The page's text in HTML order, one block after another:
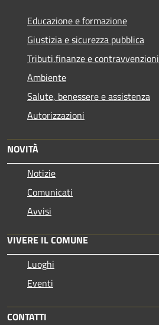
Educazione e formazione
Giustizia e sicurezza pubblica
Tributi,finanze e contravvenzioni
Ambiente
Salute, benessere e assistenza
Autorizzazioni
NOVITÀ
Notizie
Comunicati
Avvisi
VIVERE IL COMUNE
Luoghi
Eventi
CONTATTI